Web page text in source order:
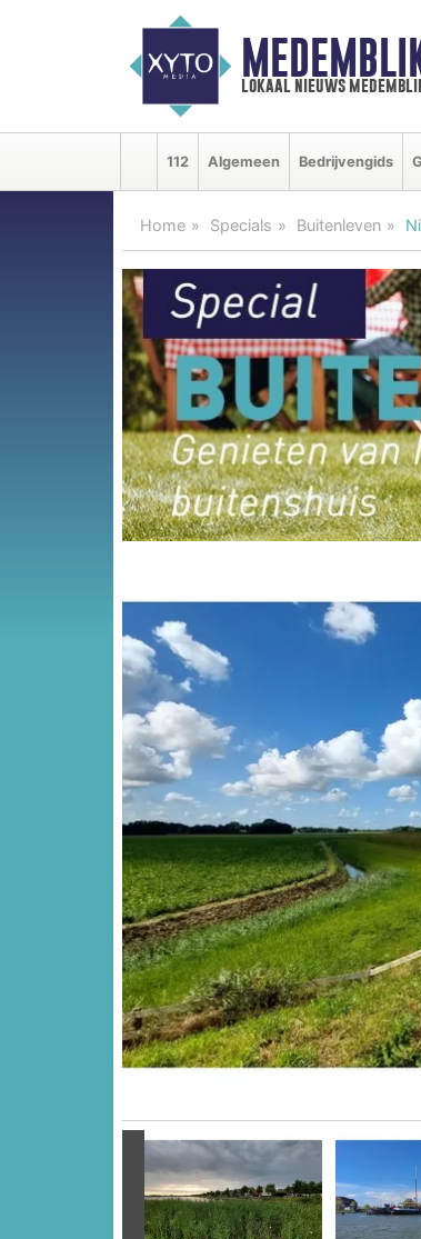
lokaal nieuws
112 Algemeen Bedrijvengids
Home Specials Buitenleven
Vorige